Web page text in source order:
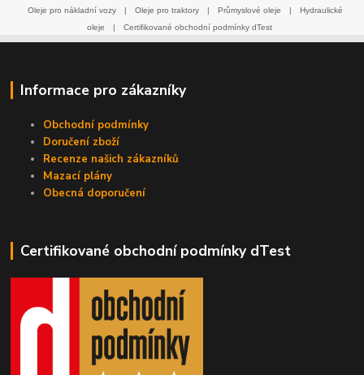
Oleje pro nákladní vozy
Oleje pro traktory Průmyslové oleje
Hydraulické
oleje
Certifikované obchodní podmínky dTest
Informace pro zákazníky
Obchodní podmínky
Doručení zboží
Recenze našich zákazníků
Mazací plány
Obecná doporučení
Certifikované obchodní podmínky dTest